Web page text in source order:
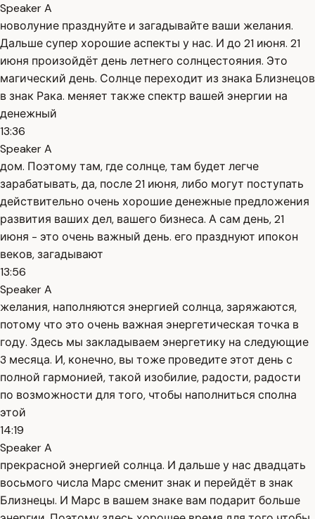
Speaker A
новолуние празднуйте и загадывайте ваши желания.
Дальше супер хорошие аспекты у нас. И до 21 июня. 21
июня произойдёт день летнего солнцестояния. Это
магический день. Солнце переходит из знака Близнецов
в знак Рака. меняет также спектр вашей энергии на
денежный
13:36
Speaker A
дом. Поэтому там, где солнце, там будет легче
зарабатывать, да, после 21 июня, либо могут поступать
действительно очень хорошие денежные предложения
развития ваших дел, вашего бизнеса. А сам день, 21
июня - это очень важный день. его празднуют ипокон
веков, загадывают
13:56
Speaker A
желания, наполняются энергией солнца, заряжаются,
потому что это очень важная энергетическая точка в
году. Здесь мы закладываем энергетику на следующие
3 месяца. И, конечно, вы тоже проведите этот день с
полной гармонией, такой изобилие, радости, радости
по возможности для того, чтобы наполниться сполна
этой
14:19
Speaker A
прекрасной энергией солнца. И дальше у нас двадцать
восьмого числа Марс сменит знак и перейдёт в знак
Близнецы. И Марс в вашем знаке вам подарит больше